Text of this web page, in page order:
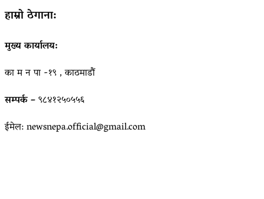
हाम्रो ठेगाना:
मुख्य कार्यालय:
का म न पा -१९ , काठमाडौं
सम्पर्क –९८४१२५०५५६
ईमेल: newsnepa.official@gmail.com